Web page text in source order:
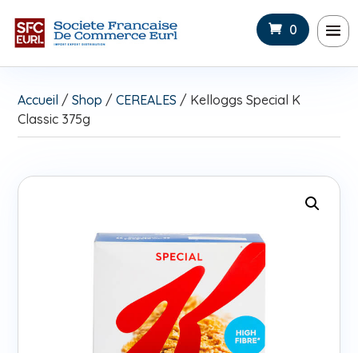
0
Accueil /Shop /CEREALES / Kelloggs Special K
Classic 375g